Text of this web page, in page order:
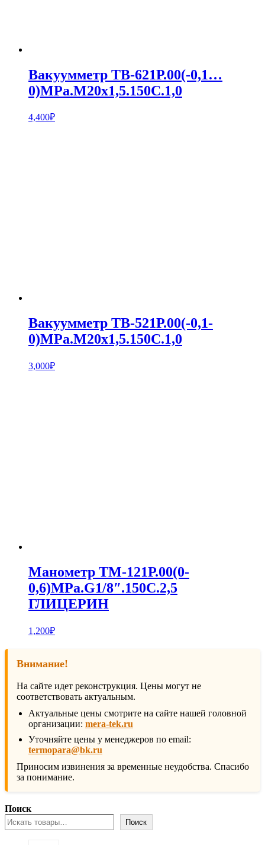
Вакуумметр ТВ-621Р.00(-0,1…
0)MPa.М20х1,5.150С.1,0
4,400₽
Вакуумметр ТВ-521Р.00(-0,1-
0)MPa.М20х1,5.150С.1,0
3,000₽
Манометр ТМ-121Р.00(0-
0,6)MPa.G1/8″.150С.2,5
ГЛИЦЕРИН
1,200₽
Внимание!
На сайте идет реконструкция. Цены могут не
соответствовать актуальным.
Актуальные цены смотрите на сайте нашей головной
организации: mera-tek.ru
Уточняйте цены у менеджеров по email:
termopara@bk.ru
Приносим извинения за временные неудобства. Спасибо
за понимание.
Поиск
Поиск